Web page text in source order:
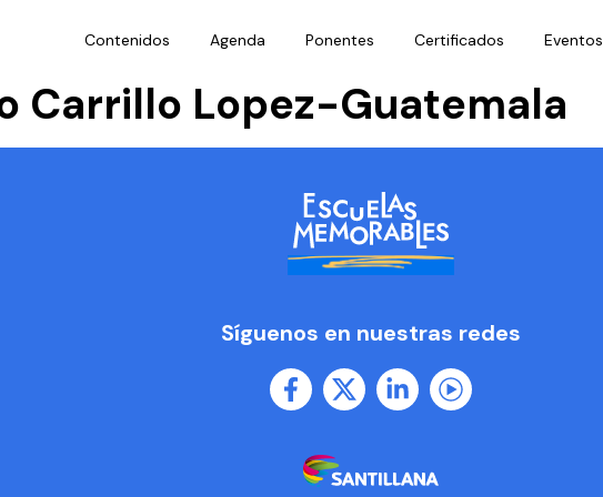
Contenidos Agenda Ponentes Certificados Eventos
Carrillo Lopez-Guatemala
Síguenos en nuestras redes